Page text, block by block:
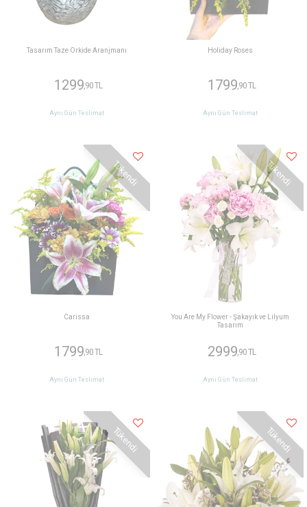
Tasarım Taze Orkide Aranjmanı
1299,90 TL
Aynı Gün Teslimat
Holiday Roses
1799,90 TL
Aynı Gün Teslimat
Tükendi
Carissa
1799 ,90 TL
Aynı Gün Teslimat
Tükendi
You Are My Flower - Şakayık ve Lilyum
Tasarım
2999 ,90 TL
Aynı Gün Teslimat
Tükendi Tükendi